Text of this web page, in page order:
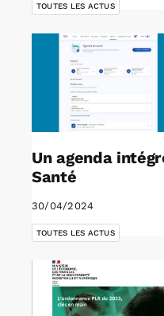
TOUTES LES ACTUS
Un agenda
Santé
30/04/2024
TOUTES LES ACTUS